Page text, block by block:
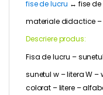
fise de lucru ↔ fise
materiale didactice –
Descriere produs:
Fisa de lucru –
sunetul w – litera W
colorat – litere –